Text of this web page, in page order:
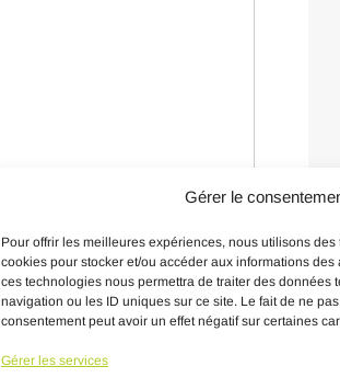
Gérer le
Pour offrir les meilleures expériences, nous utilisons
cookies pour stocker et/ou accéder aux informations
ces technologies nous permettra de traiter des données
navigation ou les ID uniques sur ce site. Le fait de ne
consentement peut avoir un effet négatif sur certaines
Gérer les services